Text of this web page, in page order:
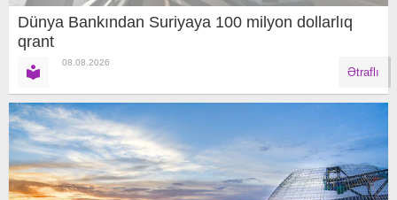
Dünya Bankından Suriyaya 100 milyon dollarlıq
qrant
08.08.2026
Ətraflı